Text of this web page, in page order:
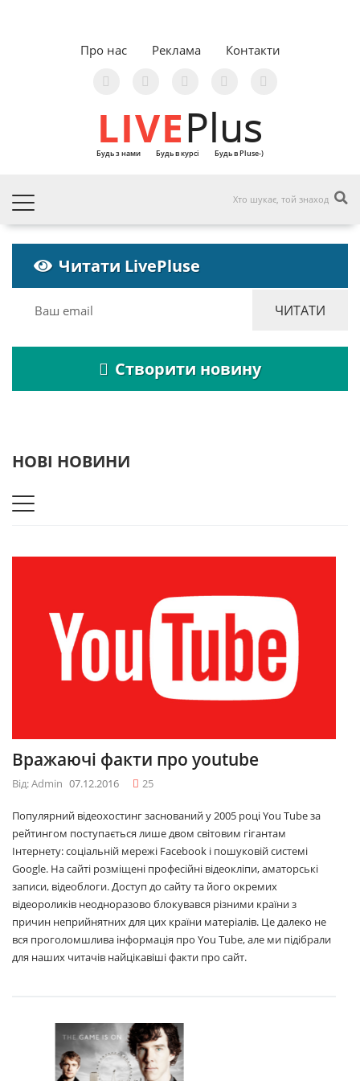
Про нас Реклама Контакти
LIVEPlus
Будь з нами Будь в курсі Будь в Pluse-)
Читати LivePluse
Створити новину
НОВІ НОВИНИ
Вражаючі факти про youtube
Від: Admin 07.12.2016 25
Популярний відеохостинг заснований у 2005 році You Tube за
рейтингом поступається лише двом світовим гігантам
Інтернету: соціальній мережі Facebook і пошуковій системі
Google. На сайті розміщені професійні відеокліпи, аматорські
записи, відеоблоги. Доступ до сайту та його окремих
відеороликів неодноразово блокувався різними країни з
причин неприйнятних для цих країни матеріалів. Це далеко не
вся проголомшлива інформація про You Tube, але ми підібрали
для наших читачів найцікавіші факти про сайт.